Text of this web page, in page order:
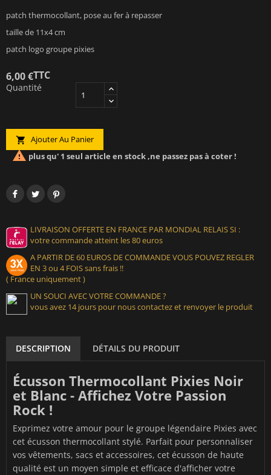
patch thermocollant, pose au fer à repasser
taille de 11x4 cm
patch logo groupe pixies
6,00 €TTC
Quantité
 Ajouter Au Panier
 plus qu' 1 seul article en stock ,ne passez pas à coter !
LIVRAISON OFFERTE EN FRANCE PAR MONDIAL RELAIS SI :
votre commande atteint les 80 euros
A PARTIR DE 60 EUROS DE COMMANDE VOUS POUVEZ REGLER
EN 3 ou 4 FOIS sans frais !!
( France uniquement )
UN SOUCI AVEC VOTRE COMMANDE ?
vous avez 14 jours pour nous contactez et renvoyer le produit
DESCRIPTION DÉTAILS DU PRODUIT
Écusson Thermocollant Pixies Noir
et Blanc - Affichez Votre Passion
Rock !
Exprimez votre amour pour le groupe légendaire Pixies avec
cet écusson thermocollant stylé. Parfait pour personnaliser
vos vêtements, sacs et accessoires, cet écusson de haute
qualité est un moyen simple et efficace d'afficher votre